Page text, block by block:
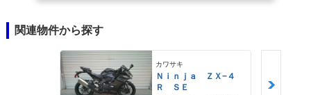
関連物件から探す
カワサキ
Ｎｉｎｊａ ＺＸ−４
Ｒ ＳＥ